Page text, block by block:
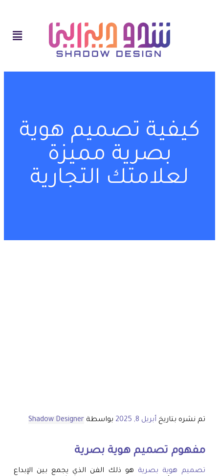
كيفية تصميم هوية
بصرية مميزة
لعلامتك التجارية
تم نشره بتاريخ أبريل 8, 2025 بواسطة Shadow Designer
مفهوم تصميم هوية بصرية
تصميم هوية بصرية هو ذلك الفن الذي يجمع بين الإبداع